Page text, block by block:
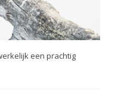
een prachtig